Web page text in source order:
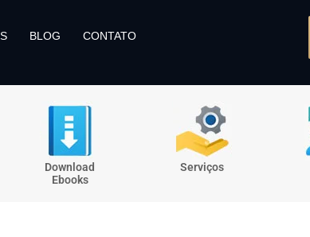
BLOG CONTATO
Download
Ebooks
Serviços